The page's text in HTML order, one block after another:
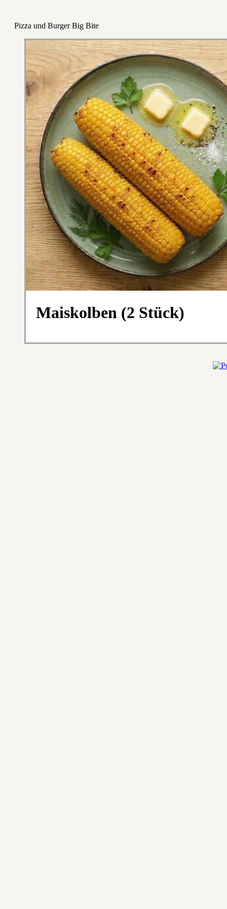
Pizza und Burger Big Bite
Maiskolben (2 Stück)